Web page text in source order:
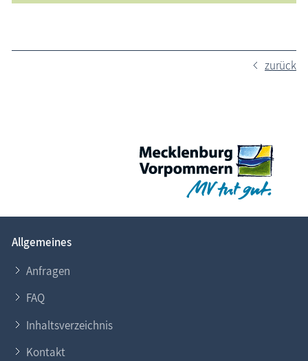
zurück
Allgemeines
Anfragen
FAQ
Inhaltsverzeichnis
Kontakt